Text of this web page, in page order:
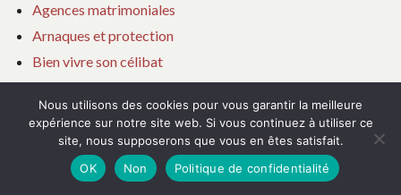
Agences matrimoniales
Arnaques et protection
Bien vivre son célibat
Budget mariage
City trips à deux
Communication couple
Communication intime
Nous utilisons des cookies pour vous garantir la meilleure
expérience sur notre site web. Si vous continuez à utiliser ce
site, nous supposerons que vous en êtes satisfait.
OK
Non Politique de confidentialité